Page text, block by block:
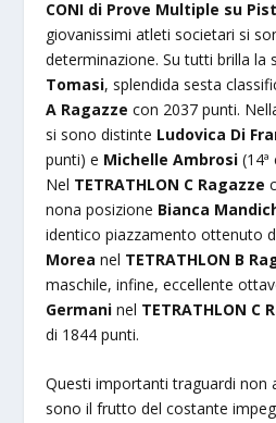
CONI di Prove Multiple su
giovanissimi atleti societari si
determinazione. Su tutti brilla la
Tomasi, splendida sesta
A Ragazze con 2037 punti.
si sono distinte Ludovica Di
punti) e Michelle Ambrosi
Nel TETRATHLON C Ragazze
nona posizione Bianca
identico piazzamento ottenuto
Morea nel TETRATHLON B
maschile, infine, eccellente
Germani nel TETRATHLON C
di 1844 punti.
Questi importanti traguardi non
sono il frutto del costante